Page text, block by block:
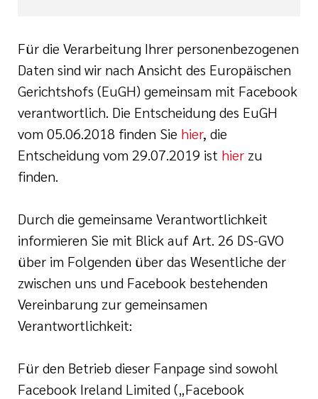
Für die Verarbeitung Ihrer personenbezogenen
Daten sind wir nach Ansicht des Europäischen
Gerichtshofs (EuGH) gemeinsam mit Facebook
verantwortlich. Die Entscheidung des EuGH
vom 05.06.2018 finden Sie hier, die
Entscheidung vom 29.07.2019 ist hier zu
finden.
Durch die gemeinsame Verantwortlichkeit
informieren Sie mit Blick auf Art. 26 DS-GVO
über im Folgenden über das Wesentliche der
zwischen uns und Facebook bestehenden
Vereinbarung zur gemeinsamen
Verantwortlichkeit:
Für den Betrieb dieser Fanpage sind sowohl
Facebook Ireland Limited („Facebook